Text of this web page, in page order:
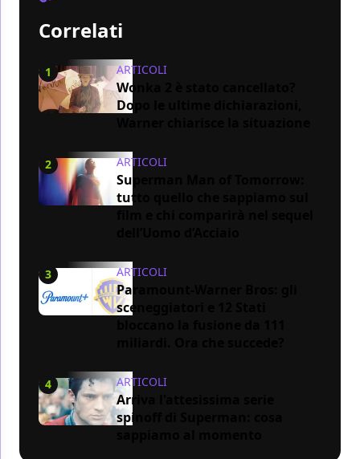
Correlati
1 ARTICOLI
Wonka 2 è stato cancellato?
Dopo le ultime dichiarazioni,
2 ARTICOLI
Superman Man of Tomorrow:
tutto quello che sappiamo sul
3 ARTICOLI
Paramount-Warner Bros: gli
sceneggiatori e 12 Stati
4 ARTICOLI
Arriva l'attesissima serie
spinoff di Superman: cosa